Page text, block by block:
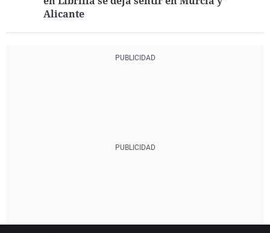
Alicante